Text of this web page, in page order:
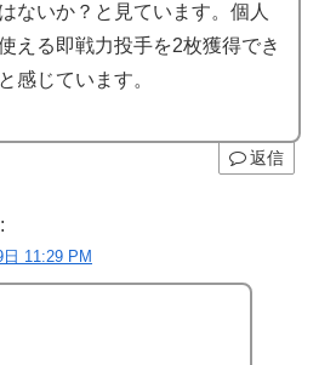
ないか？と見ています。個人
える即戦力投手を2枚獲得でき
感じています。
返信
日 11:29 PM